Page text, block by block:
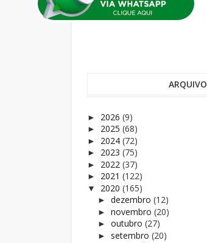
Postar um comentário
ARQUIVO
► 2026 (9)
► 2025 (68)
► 2024 (72)
► 2023 (75)
► 2022 (37)
► 2021 (122)
▼ 2020 (165)
► dezembro (12)
► novembro (20)
► outubro (27)
► setembro (20)